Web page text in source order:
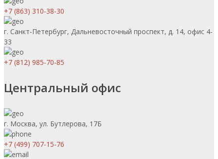
+7 (863) 310-38-30
г. Санкт-Петербург, Дальневосточный проспект, д. 14, офис 4-
33
+7 (812) 985-70-85
Центральный офис
г. Москва, ул. Бутлерова, 17Б
+7 (499) 707-15-76